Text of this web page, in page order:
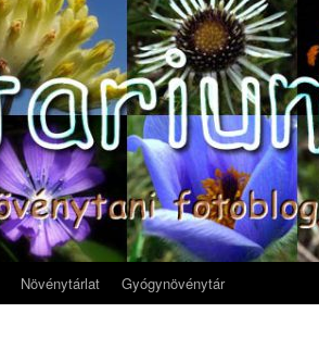
Növénytárlat Gyógynövénytár